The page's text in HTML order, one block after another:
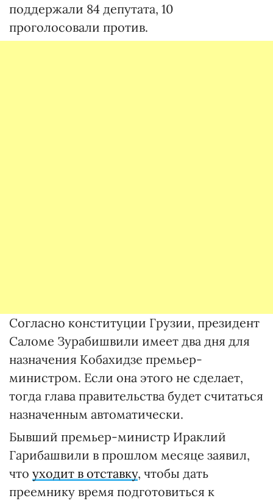
поддержали 84 депутата, 10
проголосовали против.
Согласно конституции Грузии, президент
Саломе Зурабишвили имеет два дня для
назначения Кобахидзе премьер-
министром. Если она этого не сделает,
тогда глава правительства будет считаться
назначенным автоматически.
Бывший премьер-министр Ираклий
Гарибашвили в прошлом месяце заявил,
что уходит в отставку, чтобы дать
преемнику время подготовиться к